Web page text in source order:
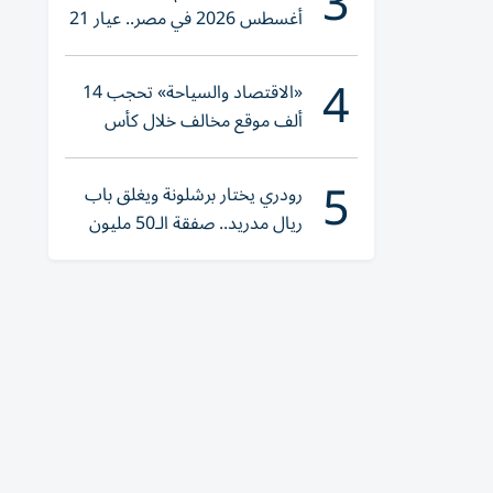
أغسطس 2026 في مصر.. عيار 21
يقترب من هذا الرقم
4 «الاقتصاد والسياحة» تحجب 14
ألف موقع مخالف خلال كأس
العالم 2026
5 رودري يختار برشلونة ويغلق باب
ريال مدريد.. صفقة الـ50 مليون